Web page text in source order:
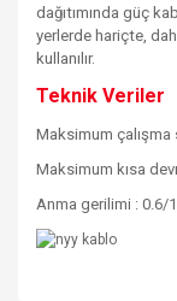
dağıtımında güç
yerlerde hariçte,
kullanılır.
Teknik Veriler
Maksimum çalışma
Maksimum kısa
Anma gerilimi : 0.6/